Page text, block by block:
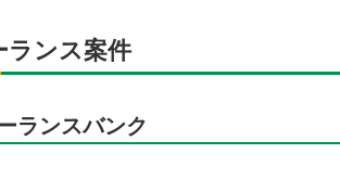
ランス案件
ランスバンク